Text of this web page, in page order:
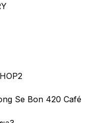
Se Bon 420 Café